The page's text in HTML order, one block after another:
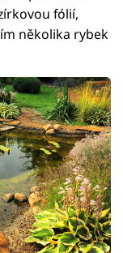
fólií,
několika rybek